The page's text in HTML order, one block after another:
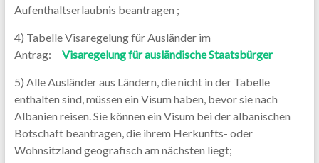
Aufenthaltserlaubnis beantragen ;
4) Tabelle Visaregelung für Ausländer im
Antrag: Visaregelung für ausländische Staatsbürger
5) Alle Ausländer aus Ländern, die nicht in der Tabelle
enthalten sind, müssen ein Visum haben, bevor sie nach
Albanien reisen. Sie können ein Visum bei der albanischen
Botschaft beantragen, die ihrem Herkunfts- oder
Wohnsitzland geografisch am nächsten liegt;